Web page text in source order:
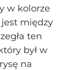
w kolorze
między
ten
był w
na